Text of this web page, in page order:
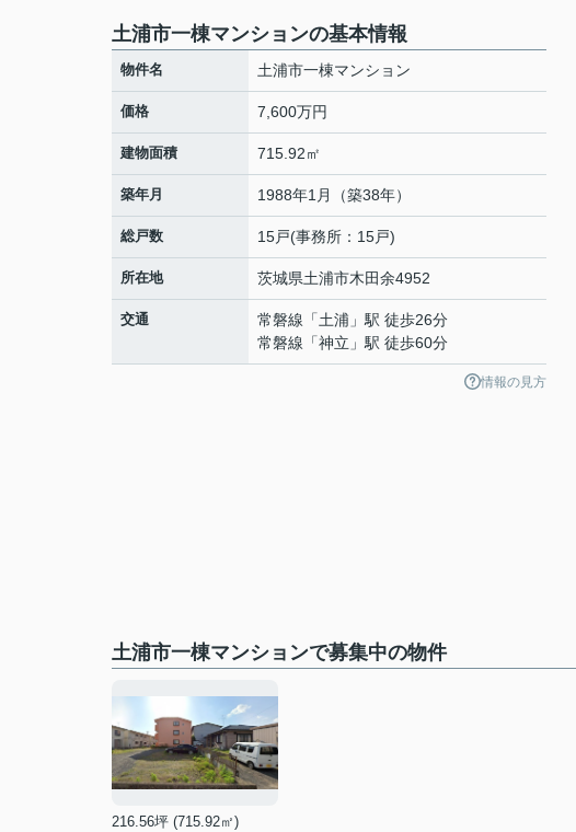
土浦市一棟マンションの基本情報
物件名 土浦市一棟マンション
価格 7,600万円
建物面積 715.92㎡
築年月 1988年1月（築38年）
総戸数 15戸(事務所：15戸)
所在地 茨城県土浦市木田余4952
交通 常磐線 「土浦 」駅 徒歩26分
常磐線 「神立 」駅 徒歩60分
情報の見方
土浦市一棟マンションで募集中の物件
216.56坪 (715.92㎡)